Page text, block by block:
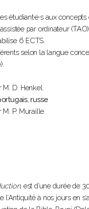
étudiant·e·s aux
par ordinateur (TAO).
6 ECTS.
selon la langue
D. Henkel.
russe
P. Muraille.
, est d’une durée de
l’Antiquité à nos jours en